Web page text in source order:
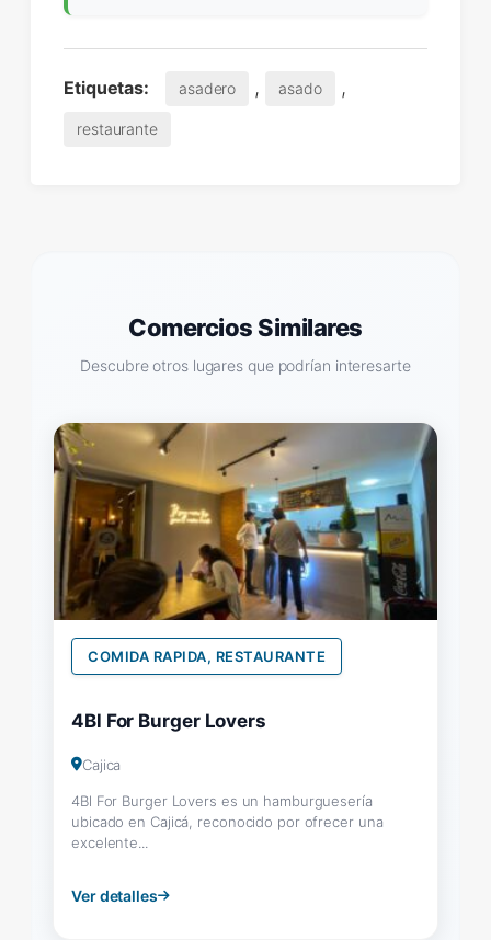
Etiquetas: asadero , asado ,
restaurante
Comercios Similares
Descubre otros lugares que podrían interesarte
COMIDA RAPIDA, RESTAURANTE
4Bl For Burger Lovers
Cajica
4Bl For Burger Lovers es un hamburguesería
ubicado en Cajicá, reconocido por ofrecer una
excelente...
Ver detalles